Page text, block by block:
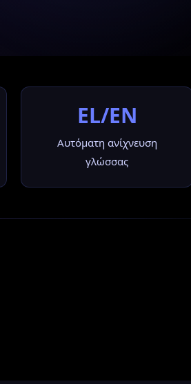
EL/EN
Αυτόματη ανίχνευση
γλώσσας